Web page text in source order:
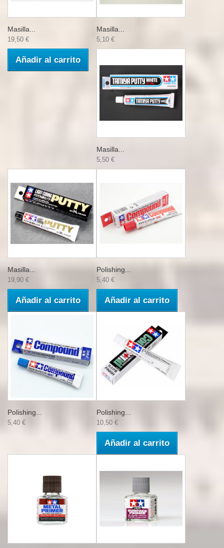
Masilla...
19,50 €
Añadir al carrito
Masilla...
5,10 €
Masilla...
5,50 €
Masilla...
19,90 €
Añadir al carrito
Polishing...
5,40 €
Añadir al carrito
Polishing...
5,40 €
Polishing...
10,50 €
Añadir al carrito